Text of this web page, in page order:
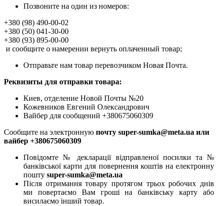
Позвоните на один из номеров:
+380 (98) 490-00-02
+380 (50) 041-30-00
+380 (93) 895-00-00
и сообщите о намерении вернуть оплаченный товар;
Отправьте нам товар перевозчиком Новая Почта.
Реквизиты для отправки товара:
Киев, отделение Новой Почты №20
Кожевников Евгений Олександрович
Вайбер для сообщений +380675060309
Сообщите на электронную почту super-sumka@meta.ua или
вайбер +380675060309
Повідомте № декларації відправленої посилки та №
банківської карти для повернення коштів на електронну
пошту super-sumka@meta.ua
Після отримання товару протягом трьох робочих днів
ми повертаємо Вам гроші на банківську карту або
висилаємо інший товар.